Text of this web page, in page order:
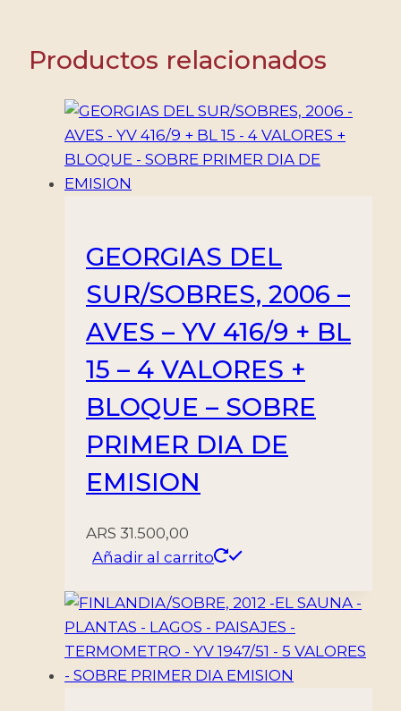
Productos relacionados
GEORGIAS DEL
SUR/SOBRES, 2006 –
AVES – YV 416/9 + BL
15 – 4 VALORES +
BLOQUE – SOBRE
PRIMER DIA DE
EMISION
ARS 31.500,00
Añadir al carrito